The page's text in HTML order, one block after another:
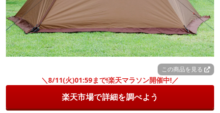
この商品を見る
＼8/11(火)01:59まで!楽天マラソン開催中!／
楽天市場で詳細を調べよう